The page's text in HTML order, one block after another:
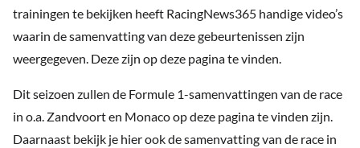
trainingen te bekijken heeft RacingNews365 handige video’s
waarin de samenvatting van deze gebeurtenissen zijn
weergegeven. Deze zijn op deze pagina te vinden.
Dit seizoen zullen de Formule 1-samenvattingen van de race
in o.a. Zandvoort en Monaco op deze pagina te vinden zijn.
Daarnaast bekijk je hier ook de samenvatting van de race in